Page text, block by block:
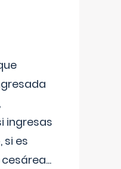
ingresas
si es
...